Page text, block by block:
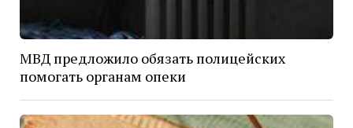
МВД предложило обязать полицейских
помогать органам опеки